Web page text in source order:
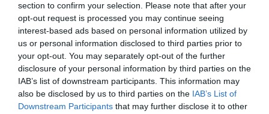
section to confirm your selection. Please note that after your
opt-out request is processed you may continue seeing
interest-based ads based on personal information utilized by
us or personal information disclosed to third parties prior to
your opt-out. You may separately opt-out of the further
disclosure of your personal information by third parties on the
IAB’s list of downstream participants. This information may
also be disclosed by us to third parties on the IAB’s List of
Downstream Participants that may further disclose it to other
Afegir VIA Empresa
com a font preferida de
Google de forma gratuïta
Estigues informat amb les últimes notícies d'actualitat
ACTIVAR ARA